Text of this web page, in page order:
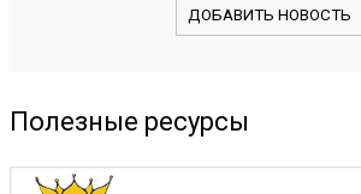
ДОБАВИТЬ НОВОСТЬ
Полезные ресурсы